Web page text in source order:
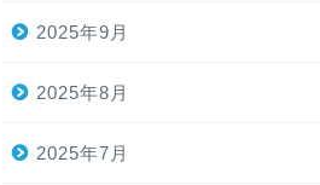
2025年9月
2025年8月
2025年7月